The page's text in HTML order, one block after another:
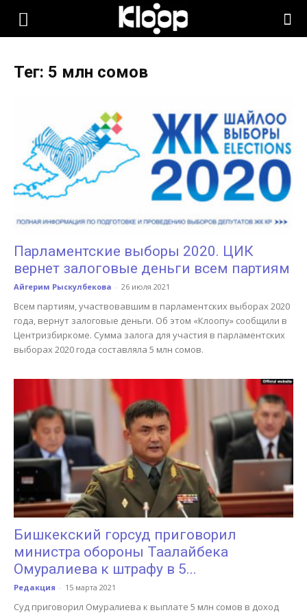
KLOOP.KG
Новости
Кыргызстана
Тег: 5 млн сомов
Парламентские выборы 2020. ЦИК
вернет залоговые деньги всем партиям
Айгерим Рыскулбекова - 26 июля 2021
Всем партиям, участвовавшим в парламентских выборах 2020
года, вернут залоговые деньги. Об этом «Клоопу» сообщили в
Центризбиркоме. Сумма залога для участия в парламентских
выборах 2020 года составляла 5 млн сомов.
Бишкекский горсуд приговорил
министра обороны Таалайбека
Омуралиева к штрафу в 5...
Редакция - 15 марта 2021
Суд приговорил Омуралиева к выплате 5 млн сомов в доход